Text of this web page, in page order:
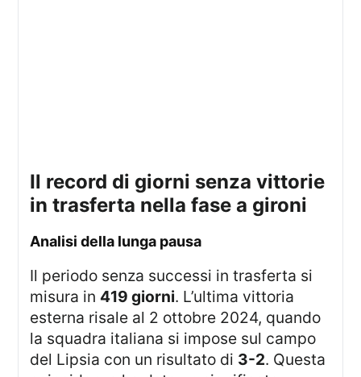
il record di giorni senza vittorie
in trasferta nella fase a gironi
analisi della lunga pausa
Il periodo senza successi in trasferta si
misura in 419 giorni. L’ultima vittoria
esterna risale al 2 ottobre 2024, quando
la squadra italiana si impose sul campo
del Lipsia con un risultato di 3-2. Questa